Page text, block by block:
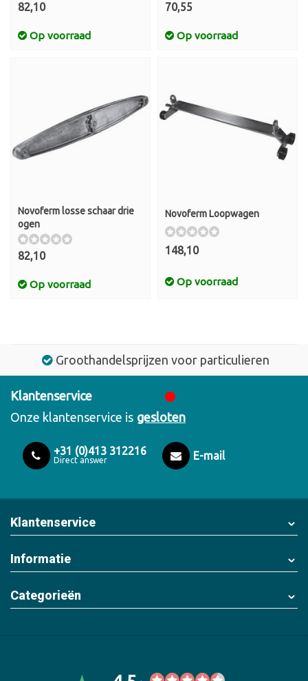
82,10
Op voorraad
70,55
Op voorraad
Novoferm losse schaar drie
ogen
82,10
Op voorraad
Novoferm Loopwagen
148,10
Op voorraad
Groothandelsprijzen voor particulieren
Klantenservice
Onze klantenservice is gesloten
+31 (0)413 312216
Direct answer E-mail
Klantenservice
Informatie
Categorieën